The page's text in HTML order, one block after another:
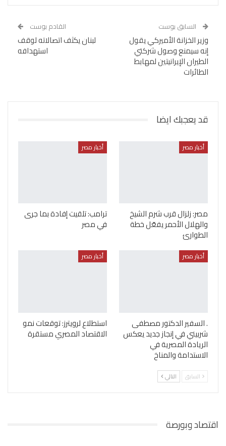
السابق بوست
وزير الخزانة الأميركي يقول
إنه سيمنع وصول شركتي
الطيران الإيرانيتين لمهابط
الطائرات
القادم بوست
لبنان يكثف اتصالاته لوقف
استهدافه
قد يعجبك ايضا
أخبار مصر
مصر: زلزال قرب شرم الشيخ
والهلال الأحمر يفعّل خطة
الطوارئ
أخبار مصر
ترامب: تلقيت إفادة بما جرى
في مصر
أخبار مصر
. السفير الدكتور مصطفى
شربيني في إنجاز جديد يعكس
الريادة المصرية في
الاستدامة والمناخ
أخبار مصر
استطلاع لرويترز: توقعات نمو
الاقتصاد المصري مستقرة
السابق التالي
اقتصاد وبورصة